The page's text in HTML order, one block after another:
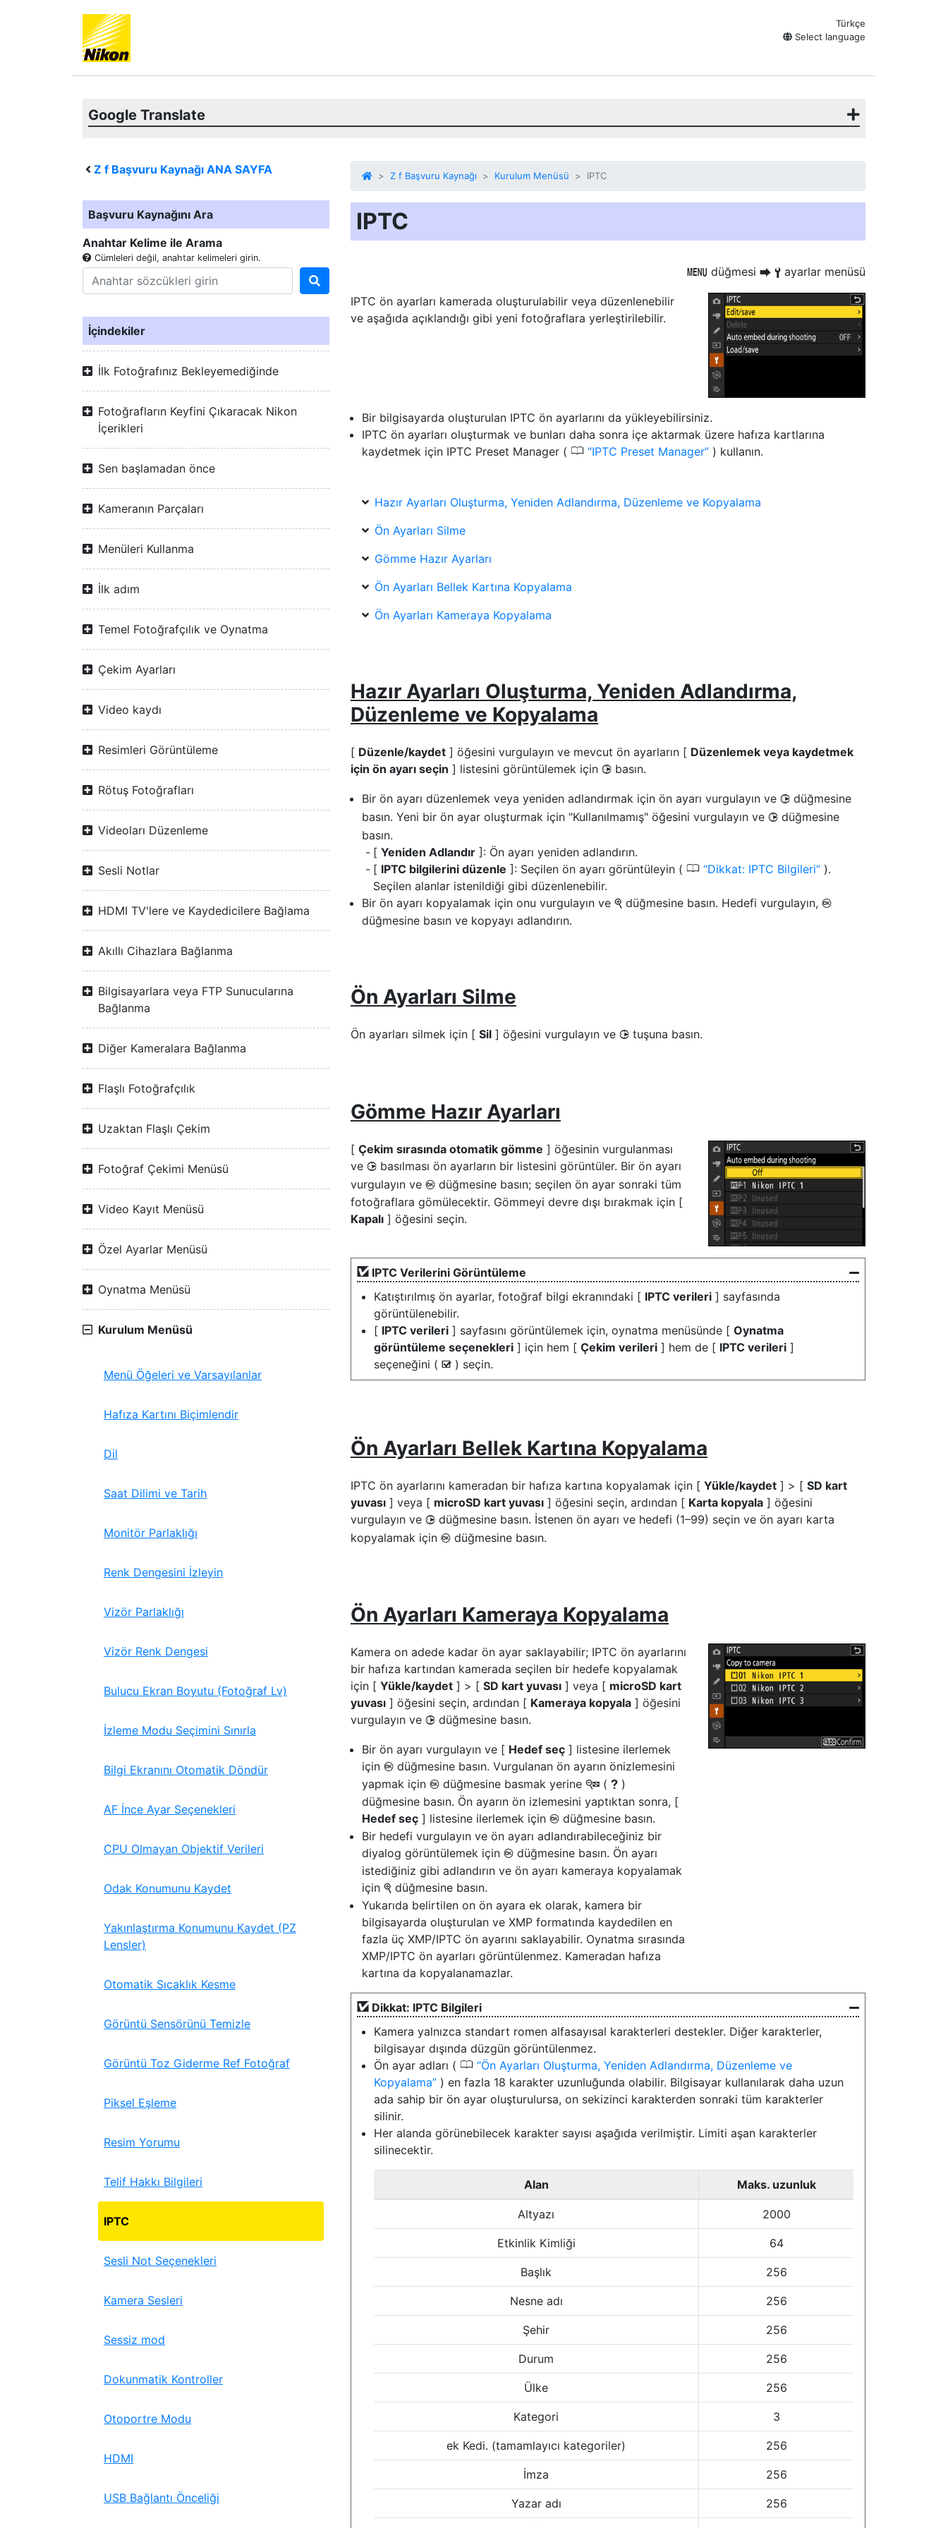
Türkçe
Select language
Google Translate
Z f Başvuru Kaynağı ANA SAYFA
Başvuru Kaynağını Ara
Anahtar Kelime ile Arama
Cümleleri değil, anahtar kelimeleri girin.
İçindekiler
İlk Fotoğrafınız Bekleyemediğinde
Fotoğrafların Keyfini Çıkaracak Nikon
İçerikleri
Sen başlamadan önce
Kameranın Parçaları
Menüleri Kullanma
İlk adım
Temel Fotoğrafçılık ve Oynatma
Çekim Ayarları
Video kaydı
Resimleri Görüntüleme
Rötuş Fotoğrafları
Videoları Düzenleme
Sesli Notlar
HDMI TV'lere ve Kaydedicilere Bağlama
Akıllı Cihazlara Bağlanma
Bilgisayarlara veya FTP Sunucularına
Bağlanma
Diğer Kameralara Bağlanma
Flaşlı Fotoğrafçılık
Uzaktan Flaşlı Çekim
Fotoğraf Çekimi Menüsü
Video Kayıt Menüsü
Özel Ayarlar Menüsü
Oynatma Menüsü
Kurulum Menüsü
Menü Öğeleri ve Varsayılanlar
Hafıza Kartını Biçimlendir
Dil
Saat Dilimi ve Tarih
Monitör Parlaklığı
Renk Dengesini İzleyin
Vizör Parlaklığı
Vizör Renk Dengesi
Bulucu Ekran Boyutu (Fotoğraf Lv)
İzleme Modu Seçimini Sınırla
Bilgi Ekranını Otomatik Döndür
AF İnce Ayar Seçenekleri
CPU Olmayan Objektif Verileri
Odak Konumunu Kaydet
Yakınlaştırma Konumunu Kaydet (PZ
Lensler)
Otomatik Sıcaklık Kesme
Görüntü Sensörünü Temizle
Görüntü Toz Giderme Ref Fotoğraf
Piksel Eşleme
Resim Yorumu
Telif Hakkı Bilgileri
IPTC
Sesli Not Seçenekleri
Kamera Sesleri
Sessiz mod
Dokunmatik Kontroller
Otoportre Modu
HDMI
USB Bağlantı Önceliği
Z f Başvuru Kaynağı Kurulum Menüsü IPTC
IPTC
G düğmesi U B ayarlar menüsü
IPTC ön ayarları kamerada oluşturulabilir veya düzenlenebilir
ve aşağıda açıklandığı gibi yeni fotoğraflara yerleştirilebilir.
Bir bilgisayarda oluşturulan IPTC ön ayarlarını da yükleyebilirsiniz.
IPTC ön ayarları oluşturmak ve bunları daha sonra içe aktarmak üzere hafıza kartlarına
kaydetmek için IPTC Preset Manager ( 0 IPTC Preset Manager ) kullanın.
Hazır Ayarları Oluşturma, Yeniden Adlandırma, Düzenleme ve Kopyalama
Ön Ayarları Silme
Gömme Hazır Ayarları
Ön Ayarları Bellek Kartına Kopyalama
Ön Ayarları Kameraya Kopyalama
Hazır Ayarları Oluşturma, Yeniden Adlandırma,
Düzenleme ve Kopyalama
[ Düzenle/kaydet ] öğesini vurgulayın ve mevcut ön ayarların [ Düzenlemek veya kaydetmek
için ön ayarı seçin ] listesini görüntülemek için 2 basın.
Bir ön ayarı düzenlemek veya yeniden adlandırmak için ön ayarı vurgulayın ve 2 düğmesine
basın. Yeni bir ön ayar oluşturmak için "Kullanılmamış" öğesini vurgulayın ve 2 düğmesine
basın.
[ Yeniden Adlandır ]: Ön ayarı yeniden adlandırın.
[ IPTC bilgilerini düzenle ]: Seçilen ön ayarı görüntüleyin ( 0 Dikkat: IPTC Bilgileri
).
Seçilen alanlar istenildiği gibi düzenlenebilir.
Bir ön ayarı kopyalamak için onu vurgulayın ve X düğmesine basın. Hedefi vurgulayın, J
düğmesine basın ve kopyayı adlandırın.
Ön Ayarları Silme
Ön ayarları silmek için [ Sil ] öğesini vurgulayın ve 2 tuşuna basın.
Gömme Hazır Ayarları
[ Çekim sırasında otomatik gömme ] öğesinin vurgulanması
ve 2 basılması ön ayarların bir listesini görüntüler. Bir ön ayarı
vurgulayın ve J düğmesine basın; seçilen ön ayar sonraki tüm
fotoğraflara gömülecektir. Gömmeyi devre dışı bırakmak için [
Kapalı ] öğesini seçin.
IPTC Verilerini Görüntüleme
Katıştırılmış ön ayarlar, fotoğraf bilgi ekranındaki [ IPTC verileri ] sayfasında
görüntülenebilir.
[ IPTC verileri ] sayfasını görüntülemek için, oynatma menüsünde [ Oynatma
görüntüleme seçenekleri ] için hem [ Çekim verileri ] hem de [ IPTC verileri ]
seçeneğini ( M ) seçin.
Ön Ayarları Bellek Kartına Kopyalama
IPTC ön ayarlarını kameradan bir hafıza kartına kopyalamak için [ Yükle/kaydet ] > [ SD kart
yuvası ] veya [ microSD kart yuvası ] öğesini seçin, ardından [ Karta kopyala ] öğesini
vurgulayın ve 2 düğmesine basın. İstenen ön ayarı ve hedefi (1–99) seçin ve ön ayarı karta
kopyalamak için J düğmesine basın.
Ön Ayarları Kameraya Kopyalama
Kamera on adede kadar ön ayar saklayabilir; IPTC ön ayarlarını
bir hafıza kartından kamerada seçilen bir hedefe kopyalamak
için [ Yükle/kaydet ] > [ SD kart yuvası ] veya [ microSD kart
yuvası ] öğesini seçin, ardından [ Kameraya kopyala ] öğesini
vurgulayın ve 2 düğmesine basın.
Bir ön ayarı vurgulayın ve [ Hedef seç ] listesine ilerlemek
için J düğmesine basın. Vurgulanan ön ayarın önizlemesini
yapmak için J düğmesine basmak yerine W ( Q )
düğmesine basın. Ön ayarın ön izlemesini yaptıktan sonra, [
Hedef seç ] listesine ilerlemek için J düğmesine basın.
Bir hedefi vurgulayın ve ön ayarı adlandırabileceğiniz bir
diyalog görüntülemek için J düğmesine basın. Ön ayarı
istediğiniz gibi adlandırın ve ön ayarı kameraya kopyalamak
için X düğmesine basın.
Yukarıda belirtilen on ön ayara ek olarak, kamera bir
bilgisayarda oluşturulan ve XMP formatında kaydedilen en
fazla üç XMP/IPTC ön ayarını saklayabilir. Oynatma sırasında
XMP/IPTC ön ayarları görüntülenmez. Kameradan hafıza
kartına da kopyalanamazlar.
Dikkat: IPTC Bilgileri
Kamera yalnızca standart romen alfasayısal karakterleri destekler. Diğer karakterler,
bilgisayar dışında düzgün görüntülenmez.
Ön ayar adları ( 0 Ön Ayarları Oluşturma, Yeniden Adlandırma, Düzenleme ve
Kopyalama
) en fazla 18 karakter uzunluğunda olabilir. Bilgisayar kullanılarak daha uzun
ada sahip bir ön ayar oluşturulursa, on sekizinci karakterden sonraki tüm karakterler
silinir.
Her alanda görünebilecek karakter sayısı aşağıda verilmiştir. Limiti aşan karakterler
silinecektir.
Alan Maks. uzunluk
Altyazı 2000
Etkinlik Kimliği 64
Başlık 256
Nesne adı 256
Şehir 256
Durum 256
Ülke 256
Kategori 3
ek Kedi. (tamamlayıcı kategoriler) 256
İmza 256
Yazar adı 256